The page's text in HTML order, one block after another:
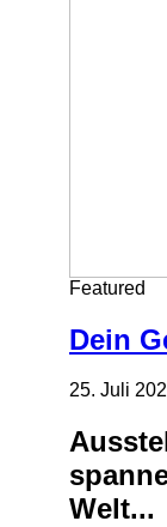
Featured
Dein
25. Juli
Welt...